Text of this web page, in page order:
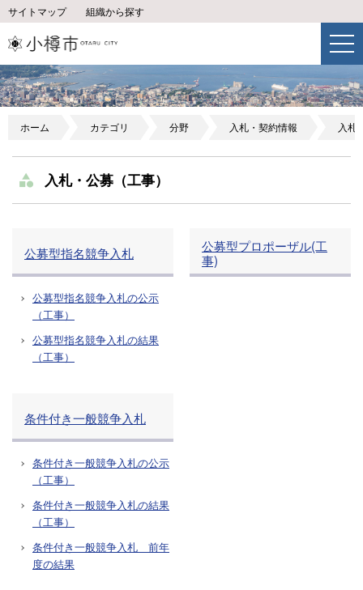
サイトマップ 組織から探す
ホーム カテゴリ 分野 入札・契約情報 入札
入札・公募（工事）
公募型指名競争入札
公募型指名競争入札の公示
（工事）
公募型指名競争入札の結果
（工事）
公募型プロポーザル(工
事)
条件付き一般競争入札
条件付き一般競争入札の公示
（工事）
条件付き一般競争入札の結果
（工事）
条件付き一般競争入札 前年
度の結果